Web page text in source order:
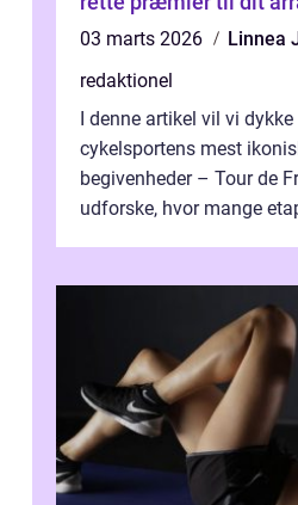
03 marts 2026
Linnea
redaktionel
I denne artikel vil vi
cykelsportens mest
begivenheder – Tour de
udforske, hvor mange